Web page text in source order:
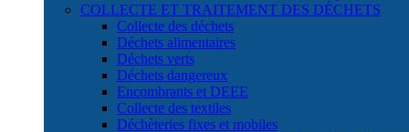
COLLECTE ET TRAITEMENT DES DÉCHETS
Collecte des déchets
Déchets alimentaires
Déchets verts
Déchets dangereux
Encombrants et DEEE
Collecte des textiles
Déchèteries fixes et mobiles